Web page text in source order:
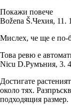
Покажи повече
Božena Š.Чехия, 11.
Мислех, че ще е по-
Това ревю е
Nicu D.Румъния, 3.
Достигате
около тях.
подходящия размер.